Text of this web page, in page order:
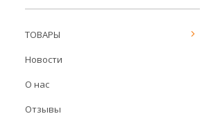
ТОВАРЫ
Новости
О нас
Отзывы